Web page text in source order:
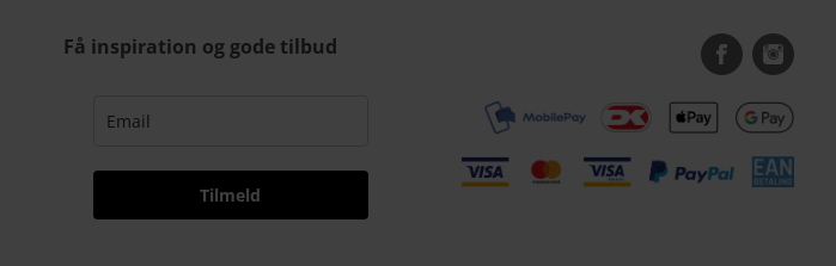
Få inspiration og gode tilbud
Tilmeld